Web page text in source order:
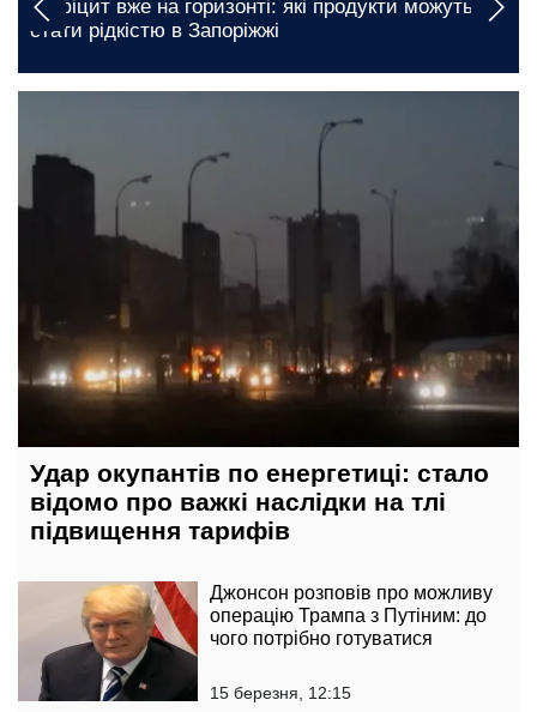
Дефіцит вже на горизонті: які продукти можуть
стати рідкістю в Запоріжжі
Удар окупантів по енергетиці: стало
відомо про важкі наслідки на тлі
підвищення тарифів
Джонсон розповів про можливу
операцію Трампа з Путіним: до
чого потрібно готуватися
15 березня, 12:15